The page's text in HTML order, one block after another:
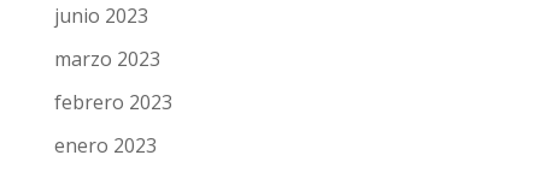
junio 2023
marzo 2023
febrero 2023
enero 2023